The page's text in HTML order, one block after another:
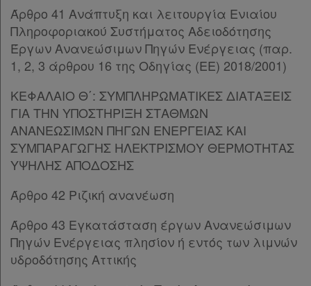
Όροι
χρήσης
Πολιτική
απορρήτου
και
cookies
Απόκτηση
Συνδρομής
Άρθρο 16 [-]
Παρ.1
Παρ.2
ΚΕΦΑΛΑΙΟ Δ΄ [-]
Άρθρο 17
[-]
Παρ.1
Παρ.2
Παρ.3
Παρ.4
Παρ.5
Παρ.7
Παρ.8
Παρ.9
Παρ.10
Παρ.11
Άρθρο 41 Ανάπτυξη και λειτουργία Ενιαίου
Πληροφοριακού Συστήματος Αδειοδότησης
Έργων Ανανεώσιμων Πηγών Ενέργειας (παρ.
1, 2, 3 άρθρου 16 της Οδηγίας (ΕΕ) 2018/2001)
ΚΕΦΑΛΑΙΟ Θ΄: ΣΥΜΠΛΗΡΩΜΑΤΙΚΕΣ ΔΙΑΤΑΞΕΙΣ
ΓΙΑ ΤΗΝ ΥΠΟΣΤΗΡΙΞΗ ΣΤΑΘΜΩΝ
ΑΝΑΝΕΩΣΙΜΩΝ ΠΗΓΩΝ ΕΝΕΡΓΕΙΑΣ ΚΑΙ
ΣΥΜΠΑΡΑΓΩΓΗΣ ΗΛΕΚΤΡΙΣΜΟΥ ΘΕΡΜΟΤΗΤΑΣ
ΥΨΗΛΗΣ ΑΠΟΔΟΣΗΣ
Άρθρο 42 Ριζική ανανέωση
Άρθρο 43 Εγκατάσταση έργων Ανανεώσιμων
Πηγών Ενέργειας πλησίον ή εντός των λιμνών
υδροδότησης Αττικής